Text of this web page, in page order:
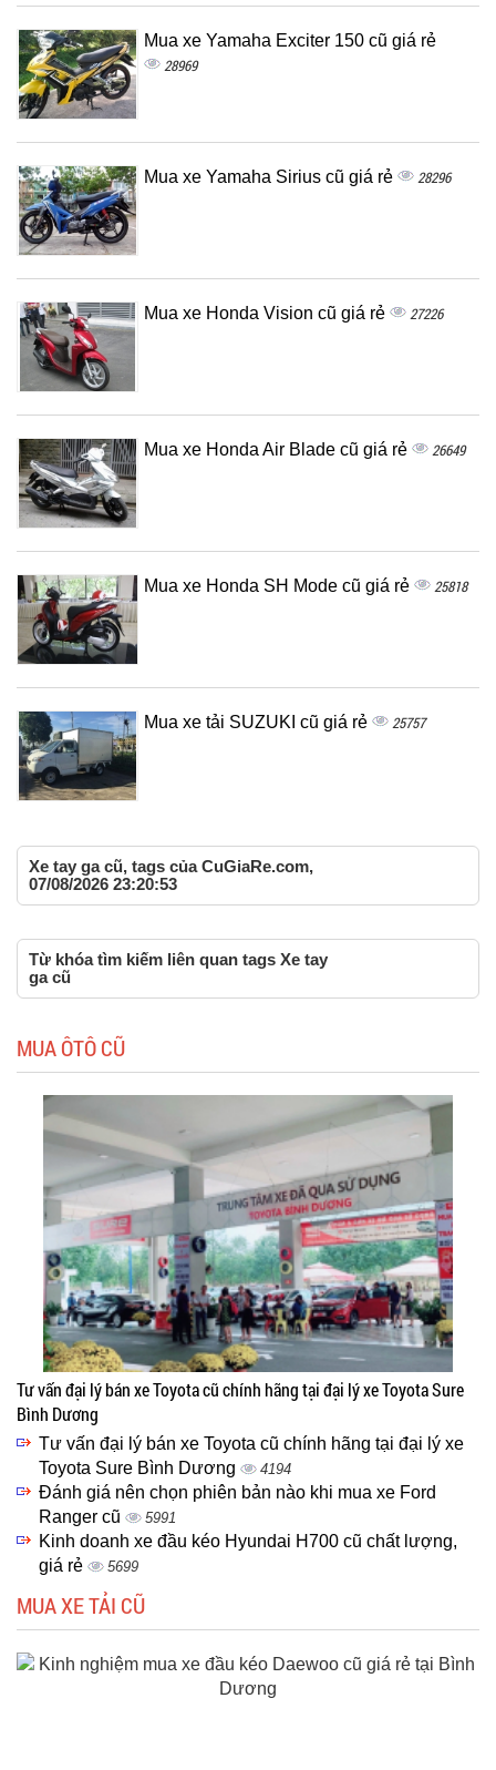
Mua xe Yamaha Exciter 150 cũ giá rẻ
28969
Mua xe Yamaha Sirius cũ giá rẻ 28296
Mua xe Honda Vision cũ giá rẻ 27226
Mua xe Honda Air Blade cũ giá rẻ 26649
Mua xe Honda SH Mode cũ giá rẻ 25818
Mua xe tải SUZUKI cũ giá rẻ 25757
Xe tay ga cũ, tags của CuGiaRe.com,
07/08/2026 23:20:53
Từ khóa tìm kiếm liên quan tags Xe tay
ga cũ
MUA ÔTÔ CŨ
Tư vấn đại lý bán xe Toyota cũ chính hãng tại đại lý xe Toyota Sure
Bình Dương
Tư vấn đại lý bán xe Toyota cũ chính hãng tại đại lý xe
Toyota Sure Bình Dương
4194
Đánh giá nên chọn phiên bản nào khi mua xe Ford
Ranger cũ
5991
Kinh doanh xe đầu kéo Hyundai H700 cũ chất lượng,
giá rẻ
5699
MUA XE TẢI CŨ